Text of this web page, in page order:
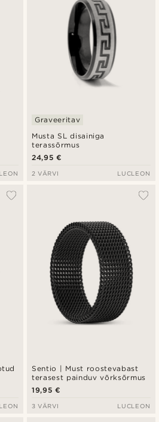
Musta SL disainiga
terassõrmus
Graveeritav
24,95 €
2 VÄRVI LUCLEON
Sentio | Must roostevabast
terasest painduv võrksõrmus
19,95 €
3 VÄRVI LUCLEON